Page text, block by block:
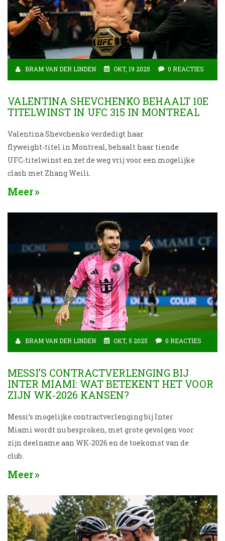
BRAM VAN DER LINDEN OKT, 19 2025 0 REACTIES
VALENTINA SHEVCHENKO BEHAALT 10E
TITELWINST IN UFC 315 IN MONTREAL
Valentina Shevchenko verdedigt haar
flyweight‑titel in Montreal, behaalt haar tiende
UFC‑titelwinst en zet de weg vrij voor een mogelijke
clash met Zhang Weili.
Meer
BRAM VAN DER LINDEN OKT, 5 2025 0 REACTIES
MESSI’S CONTRACTVERLENGING BIJ
INTER MIAMI: WAT BETEKENT HET VOOR
ZIJN WK‑2026 KANSEN?
Messi’s mogelijke contractverlenging bij Inter
Miami wordt nu besproken, met grote gevolgen voor
zijn deelname aan WK‑2026 en de toekomst van de
club.
Meer